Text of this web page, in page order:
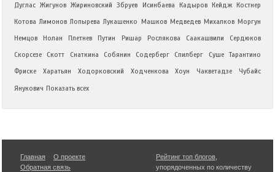
Дуглас Жигунов Жириновский Збруев Исинбаева Кадыров Кейдж Костнер
Котова Лимонов Лопырева Лукашенко Машков Медведев Михалков Моргун
Немцов
Нолан Плетнев Путин Ришар Рослякова Саакашвили
Сердюков
Скорсезе
Скотт Снаткина Собянин Содерберг Спилберг Суше Тарантино
Фриске
Харатьян Ходорковский Ходченкова Хоун Чакветадзе
Чубайс
Янукович Показать всех
Главная
О проекте
Обратная связь
Рейтинг топ блогов
упорядоченных по количеству